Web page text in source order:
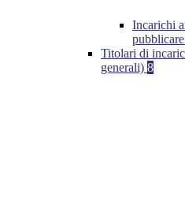
Incarichi
Titolari di
generali) 8